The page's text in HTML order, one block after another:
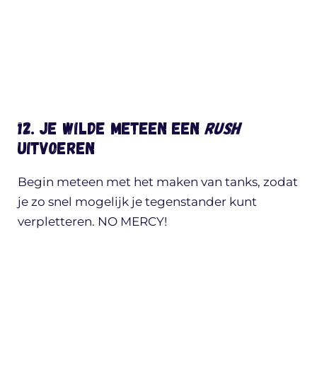
12. Je wilde meteen een Rush
uitvoeren
Begin meteen met het maken van tanks, zodat
je zo snel mogelijk je tegenstander kunt
verpletteren. NO MERCY!